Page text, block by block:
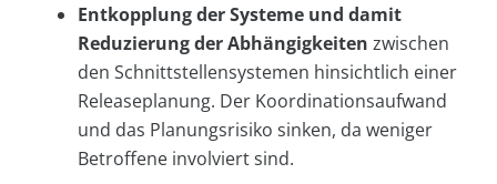
Entkopplung der Systeme und damit
Reduzierung der Abhängigkeiten zwischen
den Schnittstellensystemen hinsichtlich einer
Releaseplanung. Der Koordinationsaufwand
und das Planungsrisiko sinken, da weniger
Betroffene involviert sind.